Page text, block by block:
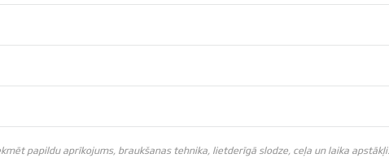
papildu aprīkojums, braukšanas tehnika, lietderīgā slodze, ceļa un laika apstākļi.